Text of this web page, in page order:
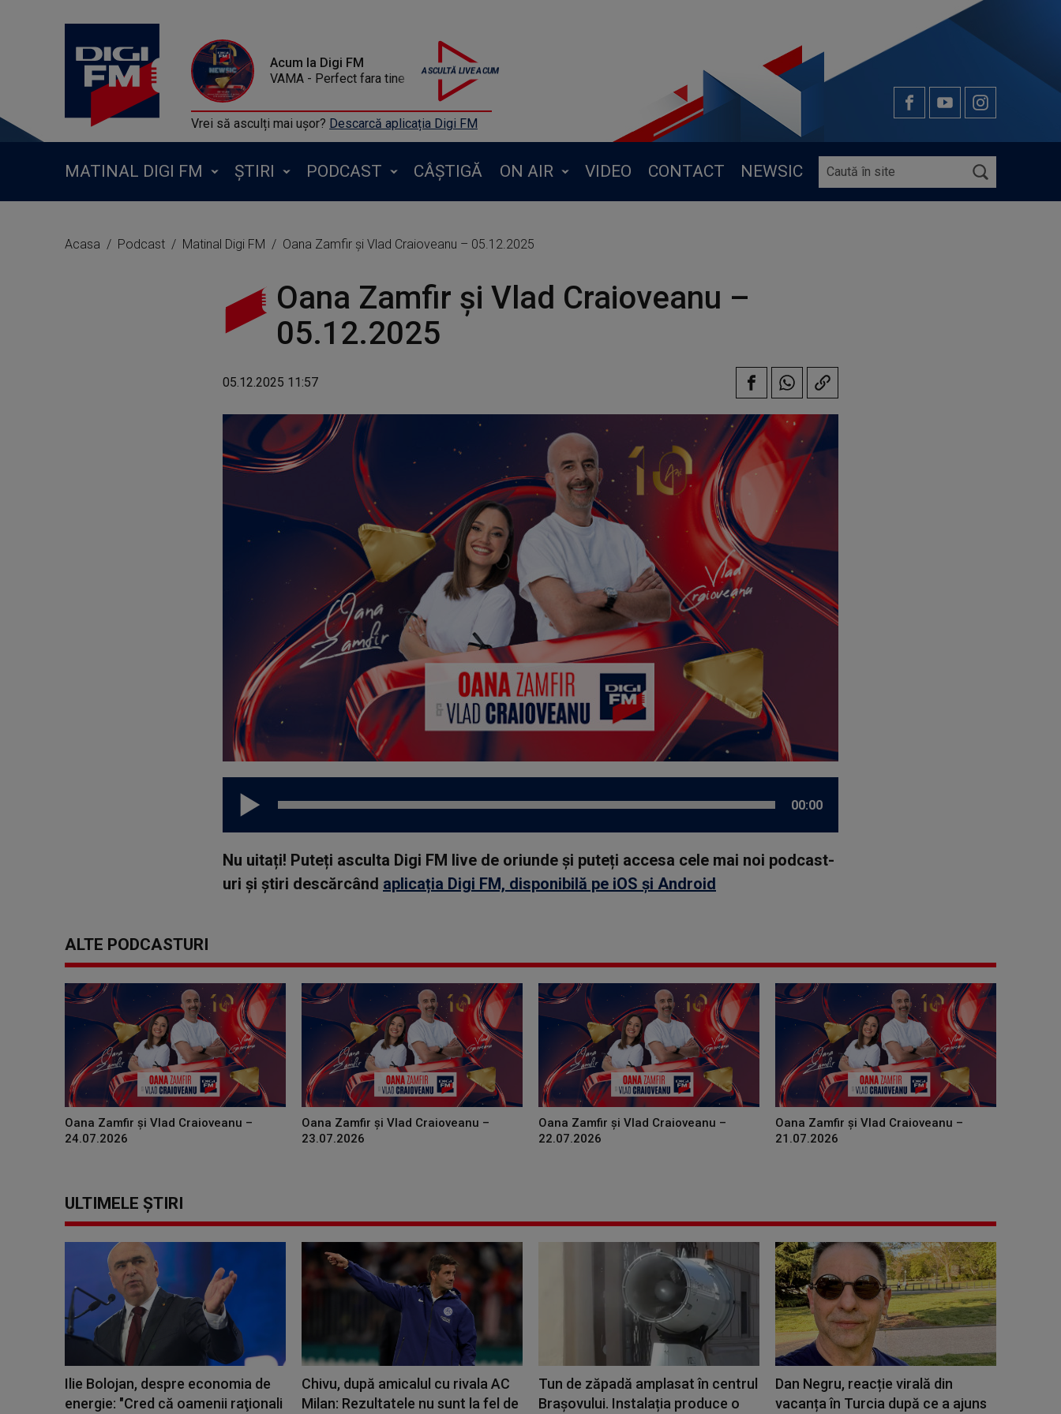
Acum la Digi FM
VAMA - Perfect fara tine
Vrei să asculți mai ușor? Descarcă aplicația Digi FM
MATINAL DIGI FM ȘTIRI PODCAST CÂȘTIGĂ ON AIR VIDEO CONTACT NEWSIC
Acasa Podcast Matinal Digi FM Oana Zamfir și Vlad Craioveanu – 05.12.2025
Oana Zamfir și Vlad Craioveanu –
05.12.2025
05.12.2025 11:57
00:00
Nu uitați! Puteți asculta Digi FM live de oriunde și puteți accesa cele mai noi podcast-
uri și știri descărcând aplicația Digi FM, disponibilă pe iOS și Android
ALTE PODCASTURI
Oana Zamfir și Vlad Craioveanu –
24.07.2026
Oana Zamfir și Vlad Craioveanu –
23.07.2026
Oana Zamfir și Vlad Craioveanu –
22.07.2026
Oana Zamfir și Vlad Craioveanu –
21.07.2026
ULTIMELE ȘTIRI
Ilie Bolojan, despre economia de
energie: "Cred că oamenii raţionali
Chivu, după amicalul cu rivala AC
Milan: Rezultatele nu sunt la fel de
Tun de zăpadă amplasat în centrul
Brașovului. Instalația produce o
Dan Negru, reacție virală din
vacanța în Turcia după ce a ajuns